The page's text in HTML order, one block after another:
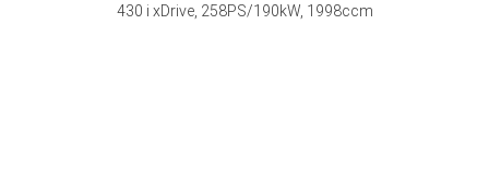
430 i xDrive, 258PS/190kW, 1998ccm